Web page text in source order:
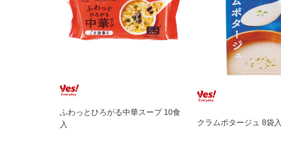
ふわっとひろがる中華スープ 10食
入
クラムポタージュ 8袋入